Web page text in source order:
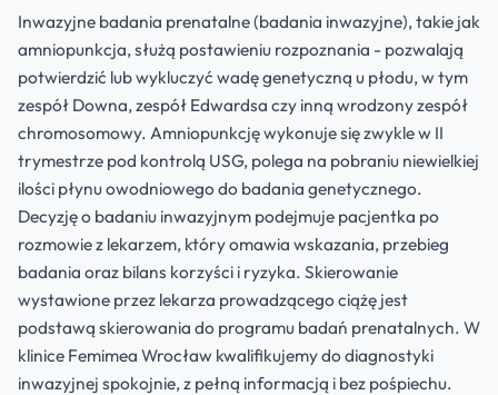
Inwazyjne badania prenatalne (badania inwazyjne), takie jak
amniopunkcja, służą postawieniu rozpoznania - pozwalają
potwierdzić lub wykluczyć wadę genetyczną u płodu, w tym
zespół Downa, zespół Edwardsa czy inną wrodzony zespół
chromosomowy. Amniopunkcję wykonuje się zwykle w II
trymestrze pod kontrolą USG, polega na pobraniu niewielkiej
ilości płynu owodniowego do badania genetycznego.
Decyzję o badaniu inwazyjnym podejmuje pacjentka po
rozmowie z lekarzem, który omawia wskazania, przebieg
badania oraz bilans korzyści i ryzyka. Skierowanie
wystawione przez lekarza prowadzącego ciążę jest
podstawą skierowania do programu badań prenatalnych. W
klinice Femimea Wrocław kwalifikujemy do diagnostyki
inwazyjnej spokojnie, z pełną informacją i bez pośpiechu.